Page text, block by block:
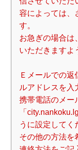
容によっては、
す。
お急ぎの場合は
いただきますよ
Ｅメールでの
ルアドレスを入
携帯電話のメー
「
うに設定してく
その他の方法を